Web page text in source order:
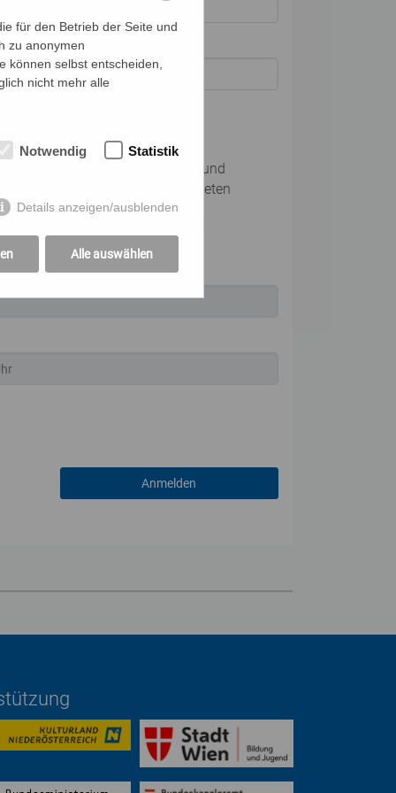
verpflichte mich, die Zahlung und
für die angemeldeten
zu übernehmen
für den Betrieb der Seite und
zu anonymen
können selbst entscheiden,
nicht mehr alle
Notwendig Statistik
Details anzeigen/ausblenden
Alle auswählen